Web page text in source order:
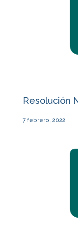
Resolución
7 febrero, 2022